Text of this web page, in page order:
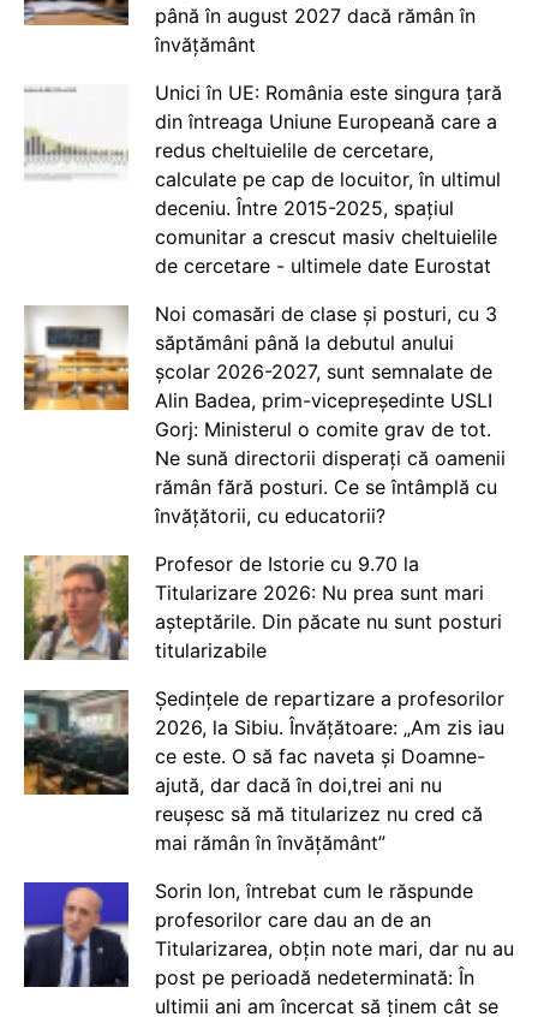
până în august 2027 dacă rămân în
învățământ
Unici în UE: România este singura țară
din întreaga Uniune Europeană care a
redus cheltuielile de cercetare,
calculate pe cap de locuitor, în ultimul
deceniu. Între 2015-2025, spațiul
comunitar a crescut masiv cheltuielile
de cercetare - ultimele date Eurostat
Noi comasări de clase și posturi, cu 3
săptămâni până la debutul anului
școlar 2026-2027, sunt semnalate de
Alin Badea, prim-vicepreședinte USLI
Gorj: Ministerul o comite grav de tot.
Ne sună directorii disperați că oamenii
rămân fără posturi. Ce se întâmplă cu
învățătorii, cu educatorii?
Profesor de Istorie cu 9.70 la
Titularizare 2026: Nu prea sunt mari
așteptările. Din păcate nu sunt posturi
titularizabile
Ședințele de repartizare a profesorilor
2026, la Sibiu. Învățătoare: „Am zis iau
ce este. O să fac naveta și Doamne-
ajută, dar dacă în doi,trei ani nu
reușesc să mă titularizez nu cred că
mai rămân în învățământ”
Sorin Ion, întrebat cum le răspunde
profesorilor care dau an de an
Titularizarea, obțin note mari, dar nu au
post pe perioadă nedeterminată: În
ultimii ani am încercat să ținem cât se